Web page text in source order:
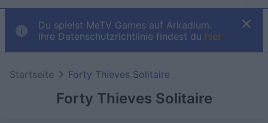
Du spielst MeTV Games auf Arkadium.
Ihre Datenschutzrichtlinie findest du hier
Forty Thieves Solitaire
Startseite Forty Thieves Solitaire